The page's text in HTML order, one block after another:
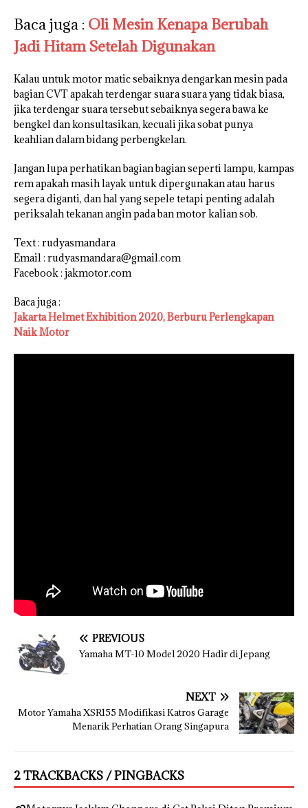
Baca juga : Oli Mesin Kenapa Berubah
Jadi Hitam Setelah Digunakan
Kalau untuk motor matic sebaiknya dengarkan mesin pada
bagian CVT apakah terdengar suara suara yang tidak biasa,
jika terdengar suara tersebut sebaiknya segera bawa ke
bengkel dan konsultasikan, kecuali jika sobat punya
keahlian dalam bidang perbengkelan.
Jangan lupa perhatikan bagian bagian seperti lampu, kampas
rem apakah masih layak untuk dipergunakan atau harus
segera diganti, dan hal yang sepele tetapi penting adalah
periksalah tekanan angin pada ban motor kalian sob.
Text : rudyasmandara
Email : rudyasmandara@gmail.com
Facebook : jakmotor.com
Baca juga :
Jakarta Helmet Exhibition 2020, Berburu Perlengkapan
Naik Motor
PREVIOUS
Yamaha MT-10 Model 2020 Hadir di Jepang
NEXT
Motor Yamaha XSR155 Modifikasi Katros Garage
Menarik Perhatian Orang Singapura
2 TRACKBACKS / PINGBACKS